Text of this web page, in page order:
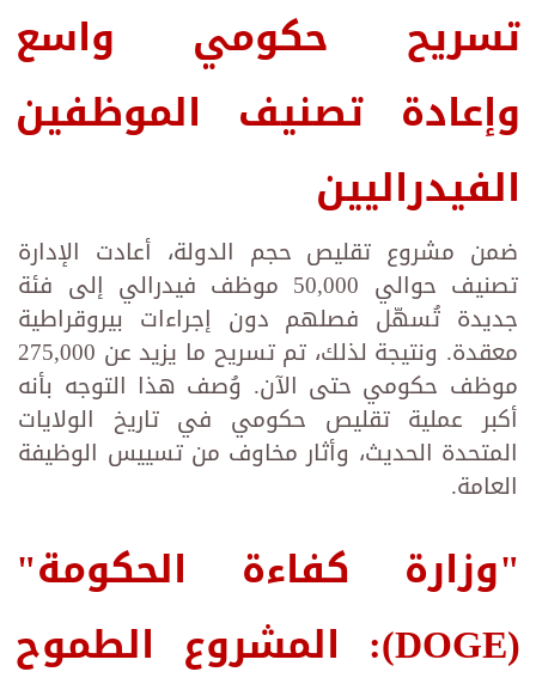
تسريح حكومي واسع
وإعادة تصنيف الموظفين
الفيدراليين
ضمن مشروع تقليص حجم الدولة، أعادت الإدارة
تصنيف حوالي 50,000 موظف فيدرالي إلى فئة
جديدة تُسهّل فصلهم دون إجراءات بيروقراطية
معقدة. ونتيجة لذلك، تم تسريح ما يزيد عن 275,000
موظف حكومي حتى الآن. وُصف هذا التوجه بأنه
أكبر عملية تقليص حكومي في تاريخ الولايات
المتحدة الحديث، وأثار مخاوف من تسييس الوظيفة
العامة.
"وزارة كفاءة الحكومة"
(
DOGE): المشروع الطموح